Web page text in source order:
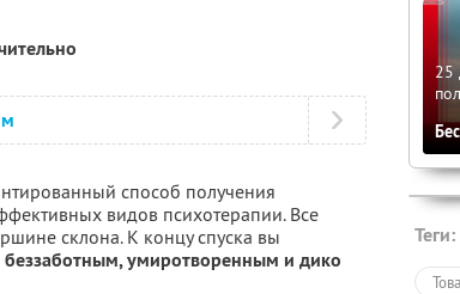
способ получения
видов психотерапии. Все
склона. К концу спуска вы
беззаботным, умиротворенным и дико
25
Теги: